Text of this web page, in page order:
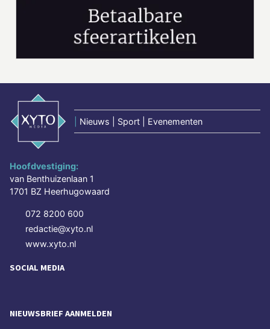
Nieuws | Sport | Evenementen
Hoofdvestiging:
van Benthuizenlaan 1
1701 BZ Heerhugowaard
072 8200 600
redactie@xyto.nl
www.xyto.nl
SOCIAL MEDIA
NIEUWSBRIEF AANMELDEN